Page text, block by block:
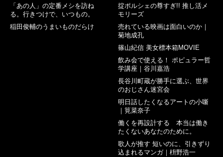
「あの人」の定番メシを訪ね
る。行きつけで、いつもの。
稲田俊輔のうまいものだらけ
掟ポルシェの尊すぎ!! 推し活メ
モリーズ
売れている映画は面白いのか｜
菊地成孔
篠山紀信 美女標本箱MOVIE
飲み会で使える！ ポピュラー哲
学講座｜谷川嘉浩
長谷川町蔵が勝手に選ぶ、世界
のおじさん迷宮会
明日話したくなるアートの小噺
｜筧菜奈子
働くを再設計する 本当は働き
たくないあなたのために。
歌人が推す 短いのに、引きずり
込まれるマンガ｜枡野浩一